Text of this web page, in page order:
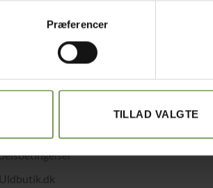
Præferencer
TILLAD VALGTE
Lene trojel Berthelsen
med småt…